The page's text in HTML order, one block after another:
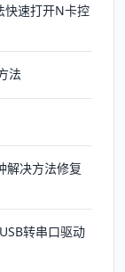
快速打开N卡控
法
解决方法修复
转串口驱动